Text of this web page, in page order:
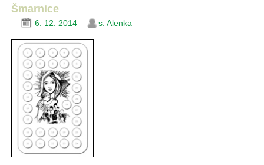
Šmarnice
6. 12. 2014 s. Alenka